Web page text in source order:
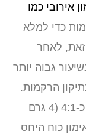
אירובי כמו
כדי למלא
לאחר
גבוה יותר
הרקמות.
היחס המקובל לאחר אימון אירובי הוא כ-4:1 (4 גרם
כוח היחס